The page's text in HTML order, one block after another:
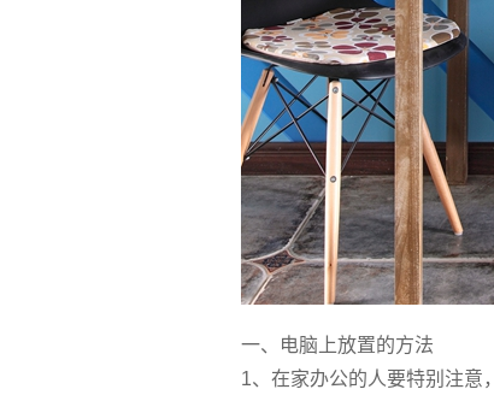
一、电脑上放置的方法
1、在家办公的人要特别注意